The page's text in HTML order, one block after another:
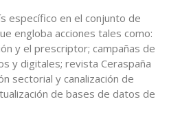
específico en el conjunto de
engloba acciones tales como:
y el prescriptor; campañas de
y digitales; revista Ceraspaña
sectorial y canalización de
de bases de datos de